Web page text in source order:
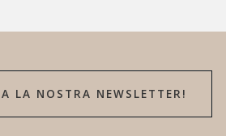
LA NOSTRA NEWSLETTER!